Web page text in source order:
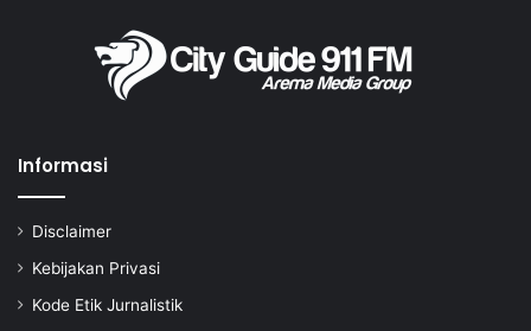
Informasi
Disclaimer
Kebijakan Privasi
Kode Etik Jurnalistik